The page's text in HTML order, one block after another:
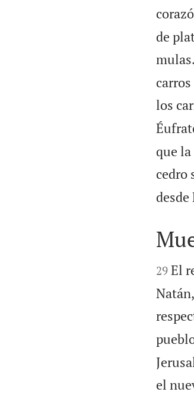
de
mulas.
los
que
cedro


29 El
el